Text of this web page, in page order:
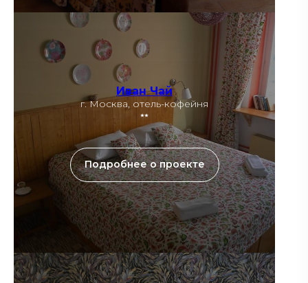
Иван Чай
г. Москва, отель-кофейня
⭑⭑
Подробнее о проекте